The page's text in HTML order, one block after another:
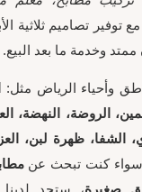
ممتد وخدمة ما بعد البيع.
وأحياء الرياض مثل:
الروضة، النهضة،
الشفا، ظهرة لبن،
سواء كنت تبحث عن
صغيرة، ستجد لدينا